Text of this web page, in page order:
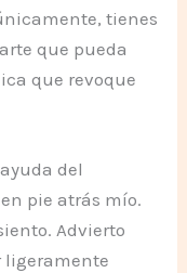
tienes
que pueda
que revoque
del
pie atrás mío.
Advierto
ligeramente